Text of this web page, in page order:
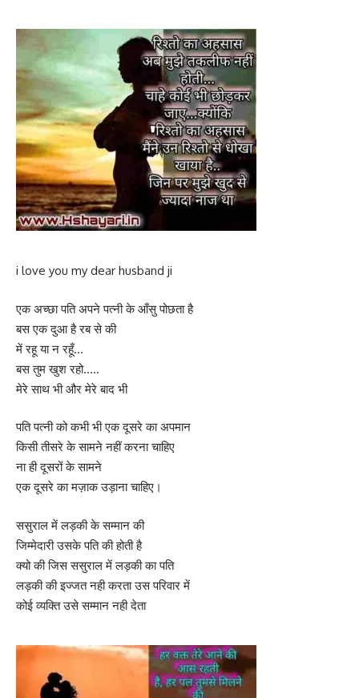
i love you my dear husband ji
एक अच्छा पति अपने पत्नी के आँसु पोछता है
बस एक दुआ है रब से की
में रहू या न रहूँ…
बस तुम खुश रहो…..
मेरे साथ भी और मेरे बाद भी
पति पत्नी को कभी भी एक दूसरे का अपमान
किसी तीसरे के सामने नहीं करना चाहिए
ना ही दूसरों के सामने
एक दूसरे का मज़ाक उड़ाना चाहिए।
ससुराल में लड़की के सम्मान की
जिम्मेदारी उसके पति की होती है
क्यो की जिस ससुराल में लड़की का पति
लड़की की इज्जत नही करता उस परिवार में
कोई व्यक्ति उसे सम्मान नही देता